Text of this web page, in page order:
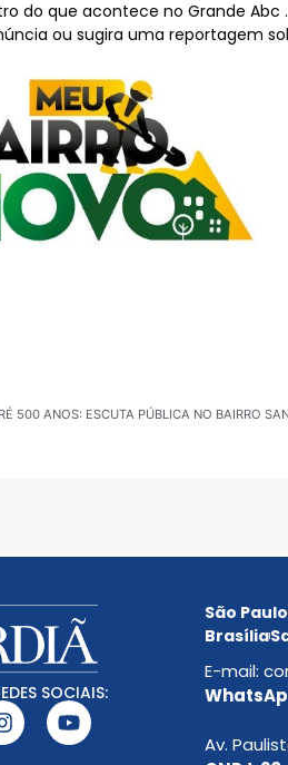
do que acontece no Grande Abc
ou sugira uma reportagem
500 ANOS: ESCUTA PÚBLICA NO BAIRRO
SOCIAIS:
São Paulo
Brasília
E-mail:
Av.